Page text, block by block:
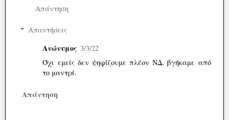
Απάντηση
Απαντήσεις
Ανώνυμος 3/3/22
Όχι εμείς δεν ψηφίζουμε πλέον ΝΔ, βγήκαμε από
το μαντρί.
Απάντηση